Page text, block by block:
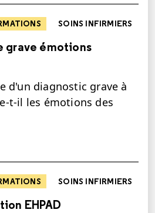
SOINS INFIRMIERS
grave émotions
d'un diagnostic grave à
t-il les émotions des
SOINS INFIRMIERS
EHPAD